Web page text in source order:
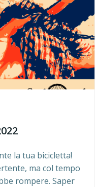
la tua bicicletta!
ma col tempo
rompere. Saper